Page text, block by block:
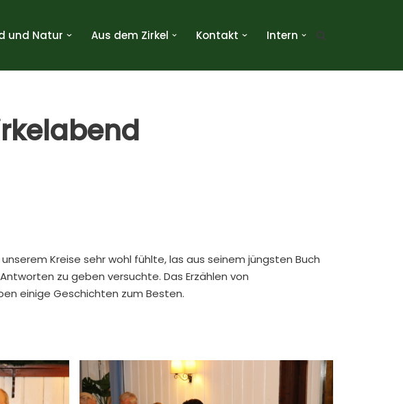
und Natur Aus dem Zirkel Kontakt Intern
Kreise sehr wohl fühlte, las aus seinem jüngsten Buch
zu geben versuchte. Das Erzählen von
einige Geschichten zum Besten.